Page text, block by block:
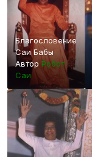
Благословение
Саи Бабы
Автор Робот
Саи